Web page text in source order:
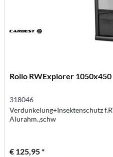
Rollo RWExplorer 1050x450
318046
Verdunkelung+Insektenschutz
Alurahm.,schw
€ 125,95 *